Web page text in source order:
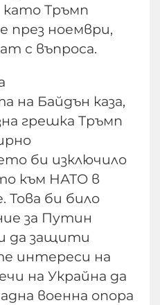
като Тръмп
през ноември,
с въпроса.
на Байдън каза,
грешка Тръмп
би изключило
към НАТО в
Това би било
за Путин
да защити
интереси на
на Украйна да
военна опора